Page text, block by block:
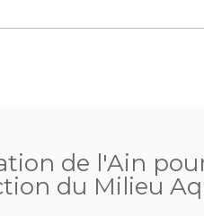
de l'Ain
du Milieu